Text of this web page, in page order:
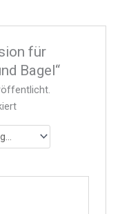
für
Bagel“